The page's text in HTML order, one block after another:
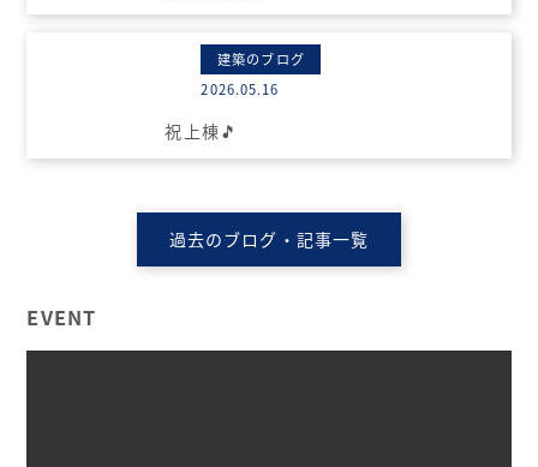
建築のブログ
2026.05.16
祝上棟🎵
過去のブログ・記事一覧
EVENT